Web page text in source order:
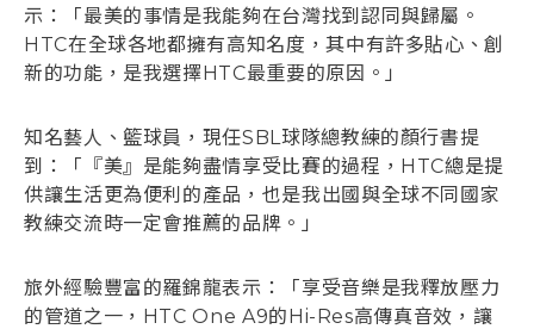
示：「最美的事情是我能夠在台灣找到認同與歸屬。
HTC在全球各地都擁有高知名度，其中有許多貼心、創
新的功能，是我選擇HTC最重要的原因。」
知名藝人、籃球員，現任SBL球隊總教練的顏行書提
到：「『美』是能夠盡情享受比賽的過程，HTC總是提
供讓生活更為便利的產品，也是我出國與全球不同國家
教練交流時一定會推薦的品牌。」
旅外經驗豐富的羅錦龍表示：「享受音樂是我釋放壓力
的管道之一，HTC One A9的Hi-Res高傳真音效，讓